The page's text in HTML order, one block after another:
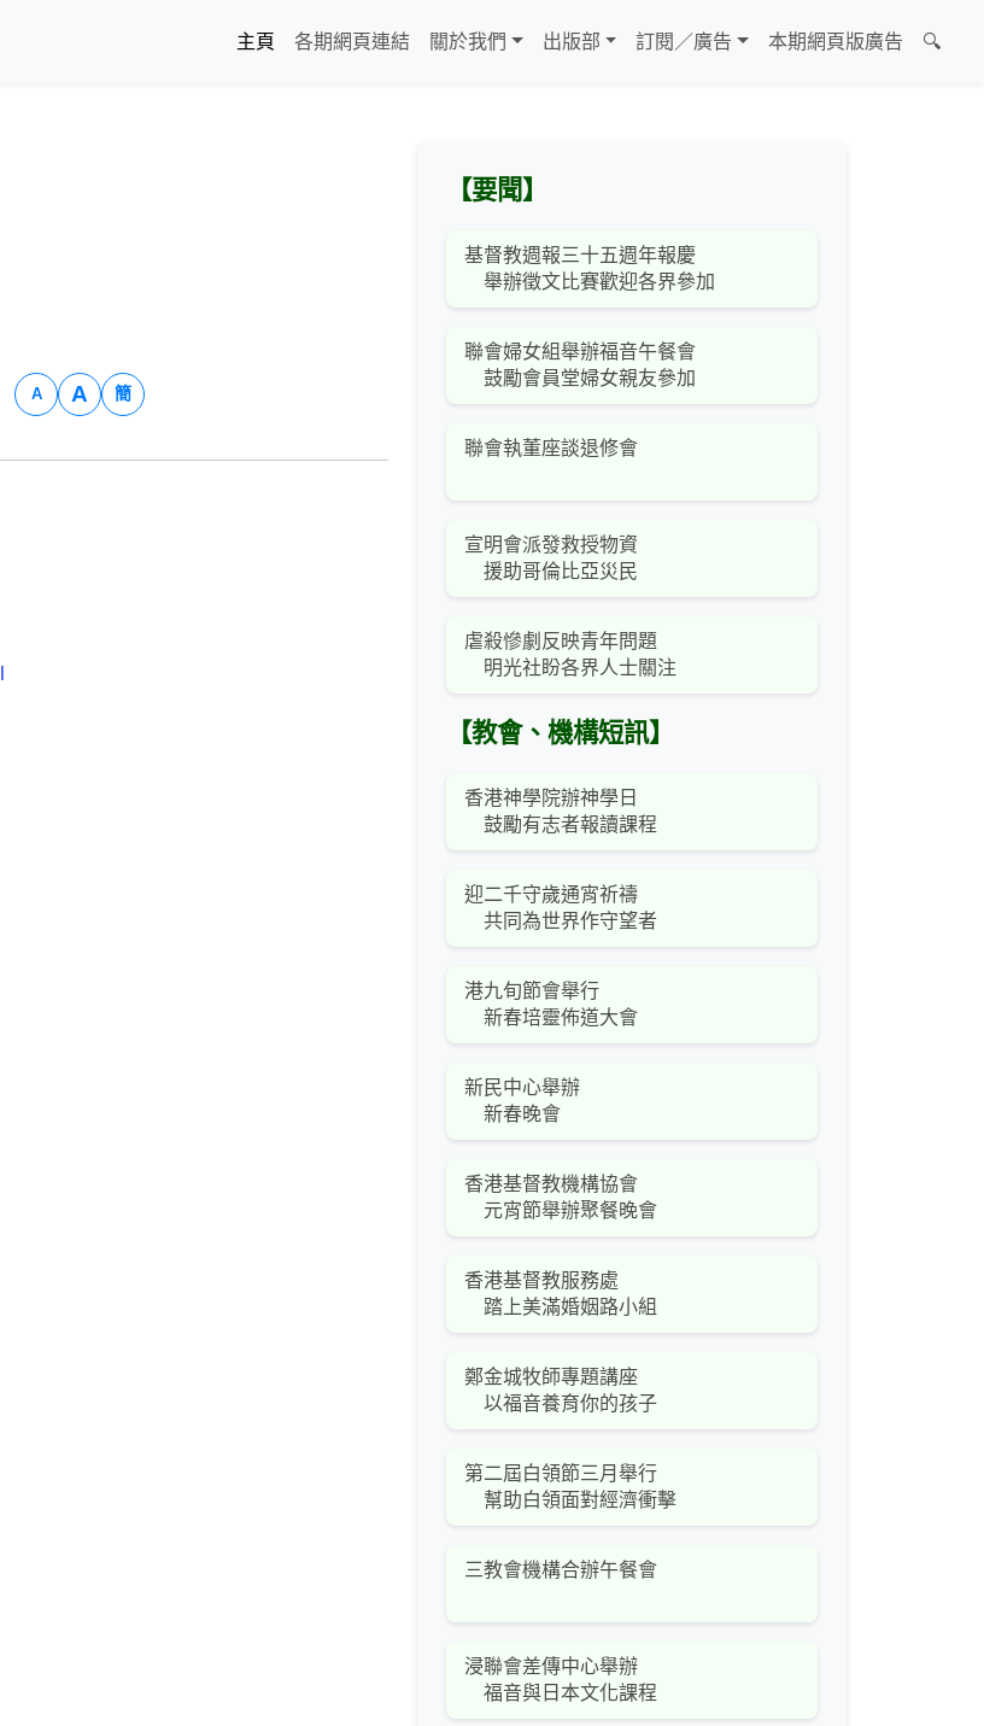
主頁
各期網頁連結 關於我們 出版部 訂閱／廣告 本期網頁版廣告 🔍
A A 簡
【要聞】
基督教週報三十五週年報慶
舉辦徵文比賽歡迎各界參加
聯會婦女組舉辦福音午餐會
鼓勵會員堂婦女親友參加
聯會執董座談退修會
宣明會派發救授物資
援助哥倫比亞災民
虐殺慘劇反映青年問題
明光社盼各界人士關注
【教會、機構短訊】
香港神學院辦神學日
鼓勵有志者報讀課程
迎二千守歲通宵祈禱
共同為世界作守望者
港九旬節會舉行
新春培靈佈道大會
新民中心舉辦
新春晚會
香港基督教機構協會
元宵節舉辦聚餐晚會
香港基督教服務處
踏上美滿婚姻路小組
鄭金城牧師專題講座
以福音養育你的孩子
第二屆白領節三月舉行
幫助白領面對經濟衝擊
三教會機構合辦午餐會
浸聯會差傳中心舉辦
福音與日本文化課程